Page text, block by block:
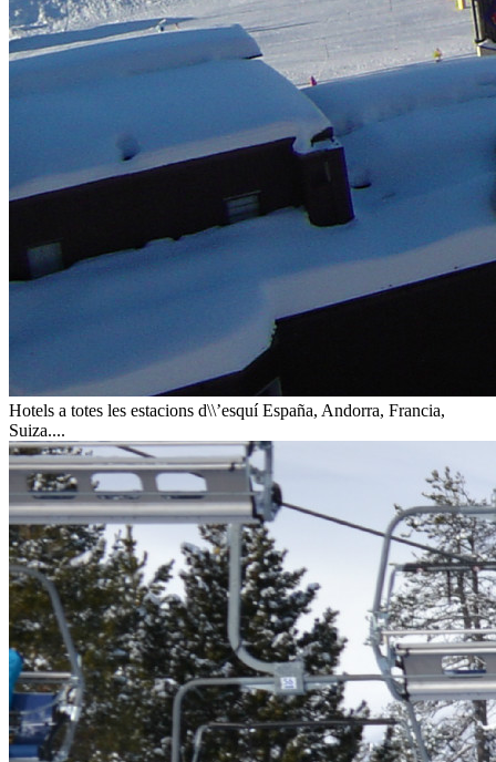
Hotels a totes les estacions d\\’esquí España, Andorra, Francia,
Suiza....